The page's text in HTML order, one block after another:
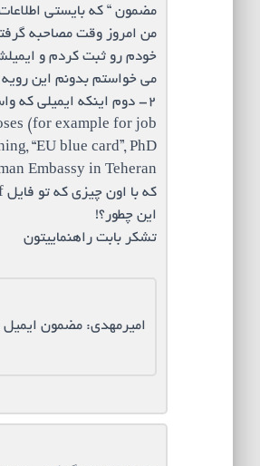
مضمون “ که بایستی
من امروز وقت مصاحبه
خودم رو ثبت کردم و
می خواستم بدونم این رویه
۲- دوم اینکه ایمیلی که واسه من اومد با این مضمون هست:
(for example for job
“EU blue card”, PhD
Embassy in Teheran.
که با اون چیزی که تو فایل pdf نوشته شده مغایرت داره!
این چطور؟!
تشکر بابت راهنماییتون
امیرمهدی: مضمون